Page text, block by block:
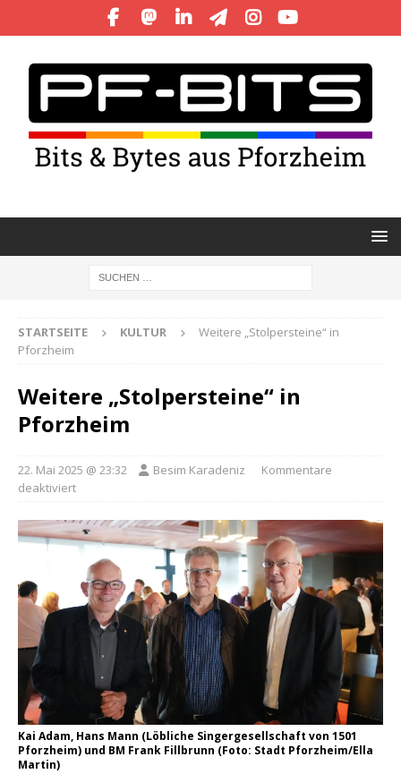
STARTSEITE KULTUR
Weitere „Stolpersteine“ in
Pforzheim
Weitere „Stolpersteine“ in
Pforzheim
22. Mai 2025 @ 23:32 Besim Karadeniz
Kommentare
deaktiviert
Kai Adam, Hans Mann (Löbliche Singergesellschaft von 1501
Pforzheim) und BM Frank Fillbrunn (Foto: Stadt Pforzheim/Ella
Martin)